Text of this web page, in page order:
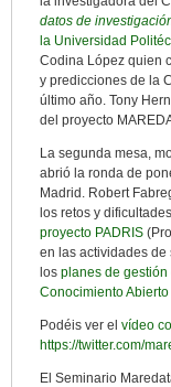
datos de
la Universidad
Codina López quien
y predicciones de la
último año. Tony
del proyecto
La segunda mesa,
abrió la ronda de
Madrid. Robert
los retos y
proyecto PADRIS
en las actividades de
los planes de gestión
Conocimiento
Podéis ver el vídeo
https://twitter.com/
El Seminario